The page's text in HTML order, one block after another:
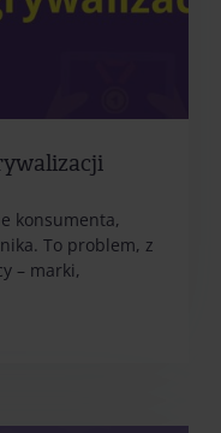
konsumenta,
To problem, z
– marki,